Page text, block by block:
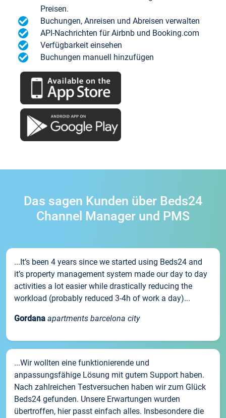
Preisen.
Buchungen, Anreisen und Abreisen verwalten
API-Nachrichten für Airbnb und Booking.com
Verfügbarkeit einsehen
Buchungen manuell hinzufügen
Das sagen Kunden über Beds24
Channel Manager und PMS
...It’s been 4 years since we started using Beds24 and
it’s property management system made our day to day
activities a lot easier while drastically reducing the
workload (probably reduced 3-4h of work a day)...
Gordana apartments barcelona city
...Wir wollten eine funktionierende und
anpassungsfähige Lösung mit gutem Support haben.
Nach zahlreichen Testversuchen haben wir zum Glück
Beds24 gefunden. Unsere Erwartungen wurden
übertroffen, hier passt einfach alles. Insbesondere die